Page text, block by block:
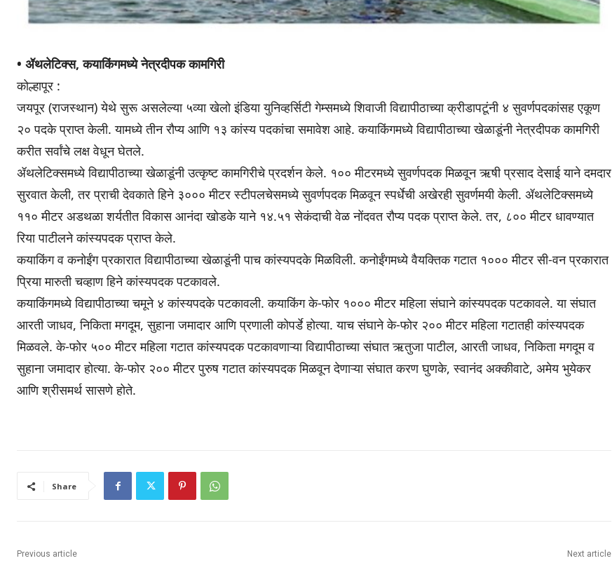
• ॲथलेटिक्स, कयाकिंगमध्ये नेत्रदीपक कामगिरी
कोल्हापूर :
जयपूर (राजस्थान) येथे सुरू असलेल्या ५व्या खेलो इंडिया युनिव्हर्सिटी गेम्समध्ये शिवाजी विद्यापीठाच्या क्रीडापटूंनी ४ सुवर्णपदकांसह एकूण
२० पदके प्राप्त केली. यामध्ये तीन रौप्य आणि १३ कांस्य पदकांचा समावेश आहे. कयाकिंगमध्ये विद्यापीठाच्या खेळाडूंनी नेत्रदीपक कामगिरी
करीत सर्वांचे लक्ष वेधून घेतले.
ॲथलेटिक्समध्ये विद्यापीठाच्या खेळाडूंनी उत्कृष्ट कामगिरीचे प्रदर्शन केले. १०० मीटरमध्ये सुवर्णपदक मिळवून ऋषी प्रसाद देसाई याने दमदार
सुरवात केली, तर प्राची देवकाते हिने ३००० मीटर स्टीपलचेसमध्ये सुवर्णपदक मिळवून स्पर्धेची अखेरही सुवर्णमयी केली. ॲथलेटिक्समध्ये
११० मीटर अडथळा शर्यतीत विकास आनंदा खोडके याने १४.५१ सेकंदाची वेळ नोंदवत रौप्य पदक प्राप्त केले. तर, ८०० मीटर धावण्यात
रिया पाटीलने कांस्यपदक प्राप्त केले.
कयाकिंग व कनोईंग प्रकारात विद्यापीठाच्या खेळाडूंनी पाच कांस्यपदके मिळविली. कनोईंगमध्ये वैयक्तिक गटात १००० मीटर सी-वन प्रकारात
प्रिया मारुती चव्हाण हिने कांस्यपदक पटकावले.
कयाकिंगमध्ये विद्यापीठाच्या चमूने ४ कांस्यपदके पटकावली. कयाकिंग के-फोर १००० मीटर महिला संघाने कांस्यपदक पटकावले. या संघात
आरती जाधव, निकिता मगदूम, सुहाना जमादार आणि प्रणाली कोपर्डे होत्या. याच संघाने के-फोर २०० मीटर महिला गटातही कांस्यपदक
मिळवले. के-फोर ५०० मीटर महिला गटात कांस्यपदक पटकावणाऱ्या विद्यापीठाच्या संघात ऋतुजा पाटील, आरती जाधव, निकिता मगदूम व
सुहाना जमादार होत्या. के-फोर २०० मीटर पुरुष गटात कांस्यपदक मिळवून देणाऱ्या संघात करण घुणके, स्वानंद अक्कीवाटे, अमेय भुयेकर
आणि श्रीसमर्थ सासणे होते.
Share
Previous article Next article